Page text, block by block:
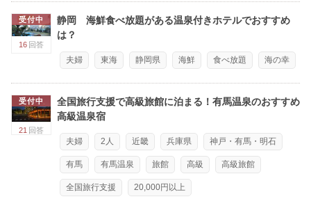
受付中
16 回答
静岡 海鮮食べ放題がある温泉付きホテルでおすすめ
は？
夫婦 東海 静岡県 海鮮 食べ放題 海の幸
受付中
21 回答
全国旅行支援で高級旅館に泊まる！有馬温泉のおすすめ
高級温泉宿
夫婦 2人 近畿 兵庫県 神戸・有馬・明石
有馬 有馬温泉 旅館 高級 高級旅館
全国旅行支援 20,000円以上